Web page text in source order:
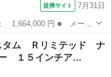
提携サイト 7月31日
レード名： カスタム
両側電動スライドドア
タム Ｒリミテッド ナ
１５インチア…